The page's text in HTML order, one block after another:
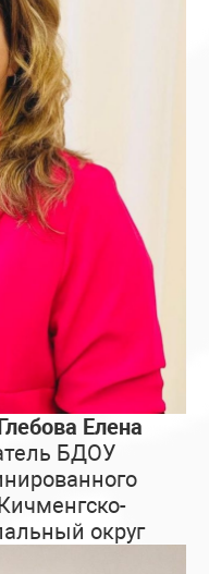
Елена
БДОУ
округ